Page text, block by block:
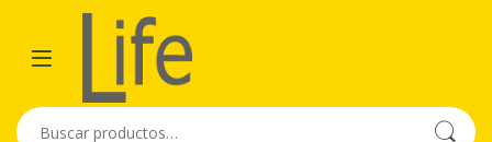
Skip to navigation
Skip to content
Buscar por: